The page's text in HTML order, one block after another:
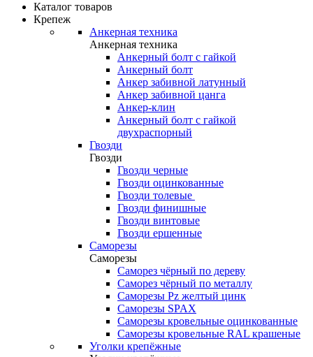
Каталог товаров
Крепеж
Анкерная техника
Анкерная техника
Анкерный болт с гайкой
Анкерный болт
Анкер забивной латунный
Анкер забивной цанга
Анкер-клин
Анкерный болт с гайкой
двухраспорный
Гвозди
Гвозди
Гвозди черные
Гвозди оцинкованные
Гвозди толевые
Гвозди финишные
Гвозди винтовые
Гвозди ершенные
Саморезы
Саморезы
Саморез чёрный по дереву
Саморез чёрный по металлу
Саморезы Pz желтый цинк
Саморезы SPAX
Саморезы кровельные оцинкованные
Саморезы кровельные RAL крашеные
Уголки крепёжные